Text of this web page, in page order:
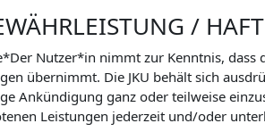
/
Nutzer*in nimmt zur Kenntnis, dass
übernimmt. Die JKU behält sich
Ankündigung ganz oder teilweise
Leistungen jederzeit und/oder